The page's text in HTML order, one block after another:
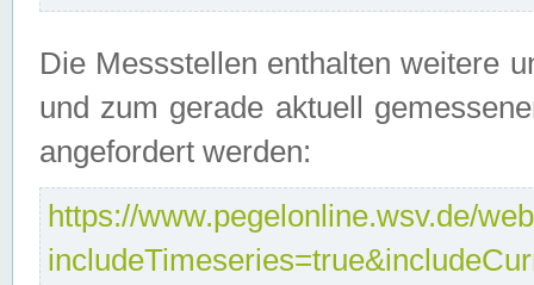
Die Messstellen enthalten weitere
und zum gerade aktuell
angefordert werden:
https://www.pegelonline.wsv.de/